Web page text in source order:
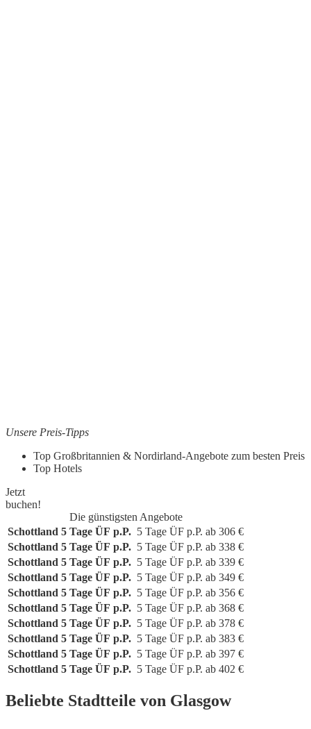
Unsere Preis-Tipps
Top Großbritannien & Nordirland-Angebote zum besten Preis
Top Hotels
Jetzt
buchen!
Die günstigsten Angebote
Schottland 5 Tage ÜF p.P. 5 Tage ÜF p.P. ab 306 €
Schottland 5 Tage ÜF p.P. 5 Tage ÜF p.P. ab 338 €
Schottland 5 Tage ÜF p.P. 5 Tage ÜF p.P. ab 339 €
Schottland 5 Tage ÜF p.P. 5 Tage ÜF p.P. ab 349 €
Schottland 5 Tage ÜF p.P. 5 Tage ÜF p.P. ab 356 €
Schottland 5 Tage ÜF p.P. 5 Tage ÜF p.P. ab 368 €
Schottland 5 Tage ÜF p.P. 5 Tage ÜF p.P. ab 378 €
Schottland 5 Tage ÜF p.P. 5 Tage ÜF p.P. ab 383 €
Schottland 5 Tage ÜF p.P. 5 Tage ÜF p.P. ab 397 €
Schottland 5 Tage ÜF p.P. 5 Tage ÜF p.P. ab 402 €
Beliebte Stadtteile von Glasgow